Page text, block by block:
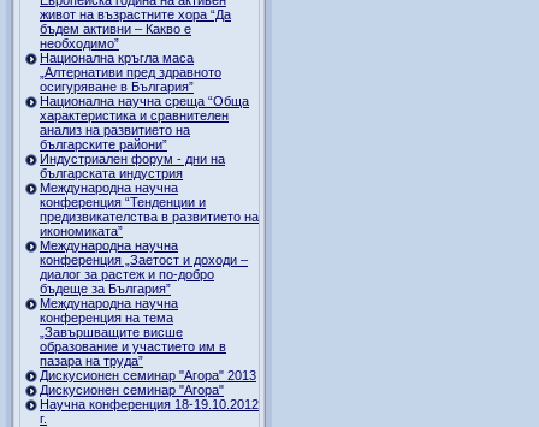
живот на възрастните хора “Да
бъдем активни – Какво е
необходимо”
Национална кръгла маса
„Алтернативи пред здравното
осигуряване в България”
Национална научна среща “Обща
характеристика и сравнителен
анализ на развитието на
българските райони”
Индустриален форум - дни на
българската индустрия
Международна научна
конференция “Тенденции и
предизвикателства в развитието на
икономиката”
Международна научна
конференция „Заетост и доходи –
диалог за растеж и по-добро
бъдеще за България”
Международна научна
конференция на тема
„Завършващите висше
образование и участието им в
пазара на труда”
Дискусионен семинар "Агора" 2013
Дискусионен семинар "Агора"
Научна конференция 18-19.10.2012
г.